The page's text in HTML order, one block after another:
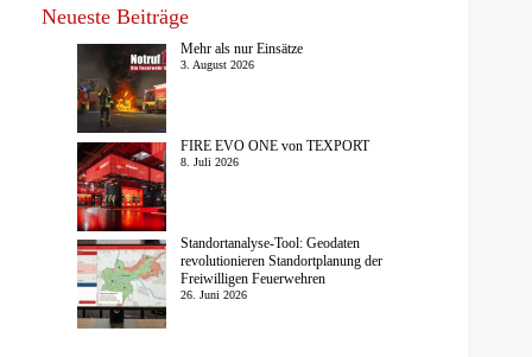
Neueste Beiträge
Mehr als nur Einsätze
3. August 2026
FIRE EVO ONE von TEXPORT
8. Juli 2026
Standortanalyse-Tool: Geodaten
revolutionieren Standortplanung der
Freiwilligen Feuerwehren
26. Juni 2026